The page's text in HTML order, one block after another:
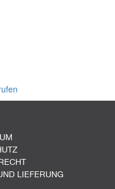
LIEFERUNG